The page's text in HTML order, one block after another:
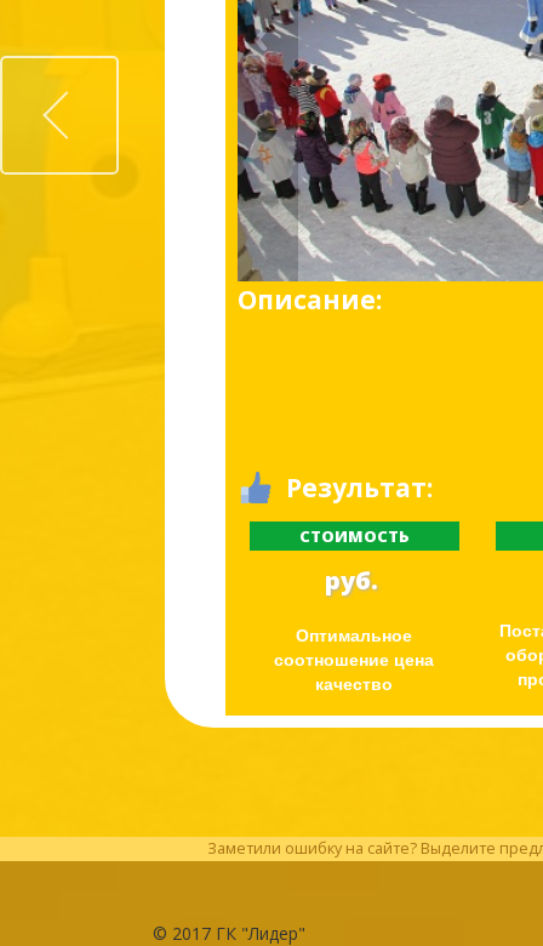
Описание:
Результат:
СТОИМОСТЬ
руб.
Оптимальное
соотношение цена
качество
Заметили ошибку на сайте? Выделите
© 2017 ГК "Лидер"